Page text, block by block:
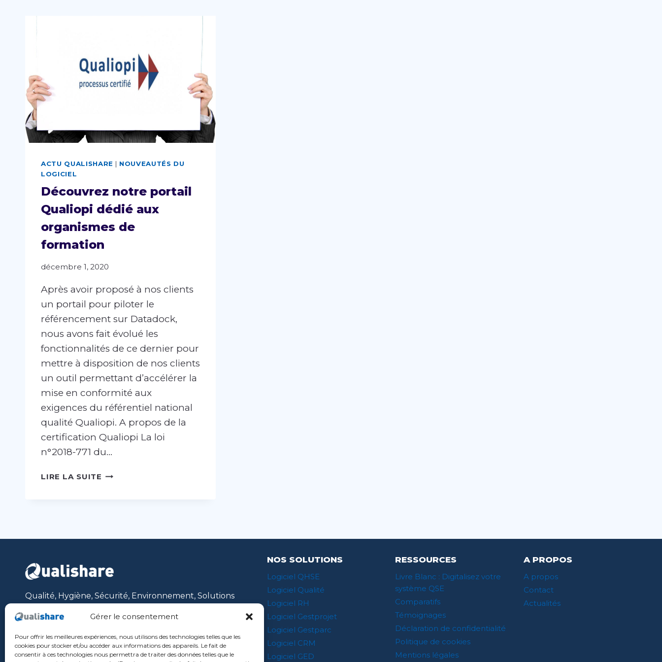
Gérer le consentement
Pour offrir les meilleures expériences, nous utilisons des technologies telles que les
cookies pour stocker et/ou accéder aux informations des appareils. Le fait de
consentir à ces technologies nous permettra de traiter des données telles que le
ACTU QUALISHARE | NOUVEAUTÉS DU
LOGICIEL
Découvrez notre portail
Qualiopi dédié aux
organismes de
formation
décembre 1, 2020
Après avoir proposé à nos clients
un portail pour piloter le
référencement sur Datadock,
nous avons fait évolué les
fonctionnalités de ce dernier pour
mettre à disposition de nos clients
un outil permettant d’accélérer la
mise en conformité aux
exigences du référentiel national
qualité Qualiopi. A propos de la
certification Qualiopi La loi
n°2018-771 du…
LIRE LA SUITE DÉCOUVREZ
FORMATION
Qualité, Hygiène, Sécurité, Environnement, Solutions
198, rue Etienne LENOIR | 34130 MAUGUIO
+33 (0)4 48 190 300
NOS SOLUTIONS
Logiciel QHSE
Logiciel Qualité
Logiciel RH
Logiciel Gestprojet
Logiciel Gestparc
Logiciel CRM
Logiciel GED
RESSOURCES
Livre Blanc : Digitalisez votre
système QSE
Comparatifs
Témoignages
Déclaration de confidentialité
Politique de cookies
Mentions légales
A PROPOS
A propos
Contact
Actualités